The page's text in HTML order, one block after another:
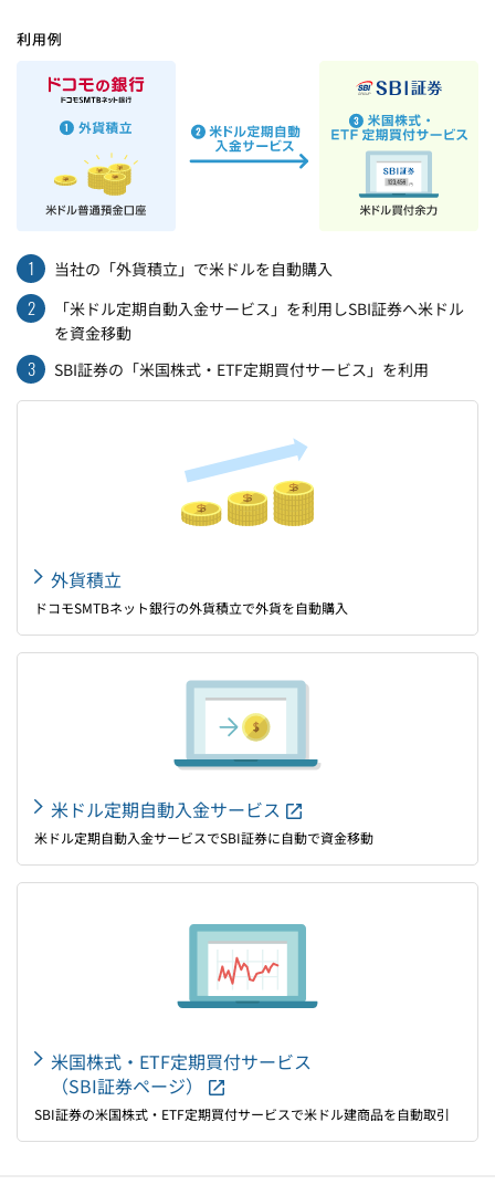
1 当社の「外貨積立」で米ドルを自動購入
2
「米ドル定期自動入金サービス」を利用しSBI証券へ米ドル
を資金移動
3 SBI証券の「米国株式・ETF定期買付サービス」を利用
外貨積立
ドコモSMTBネット銀行の外貨積立で外貨を自動購入
米ドル定期自動入金サービス
米ドル定期自動入金サービスでSBI証券に自動で資金移動
米国株式・ETF定期買付サービス
（SBI証券ページ）
SBI証券の米国株式・ETF定期買付サービスで米ドル建商品を自動取引